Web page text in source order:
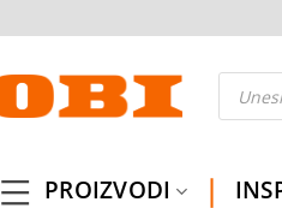
Products
search
PROIZVODI